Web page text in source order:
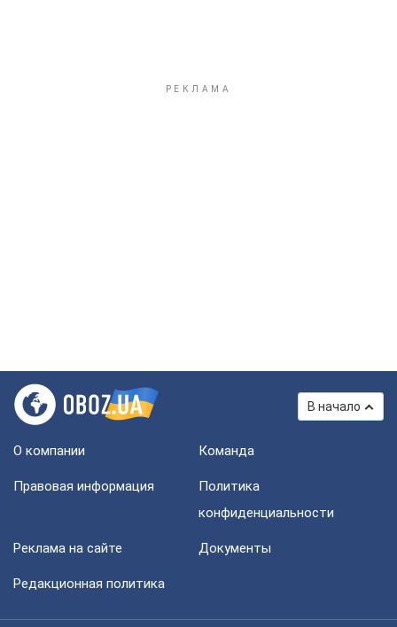
В начало
О компании Команда
Правовая информация
Политика
конфиденциальности
Реклама на сайте Документы
Редакционная политика